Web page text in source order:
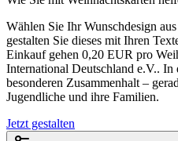
Wählen Sie Ihr Wunschdesign
gestalten Sie dieses mit Ihren
Einkauf gehen 0,20 EUR pro
International Deutschland e.V.. In
besonderen Zusammenhalt –
Jugendliche und ihre Familien.
Jetzt gestalten